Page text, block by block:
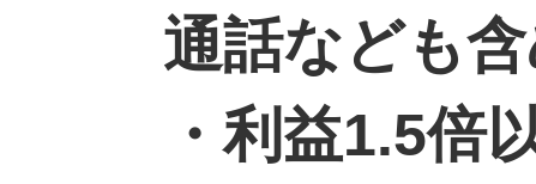
通話なども
・利益1.5倍